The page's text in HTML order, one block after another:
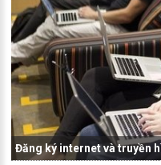
Đăng ký internet và truyền